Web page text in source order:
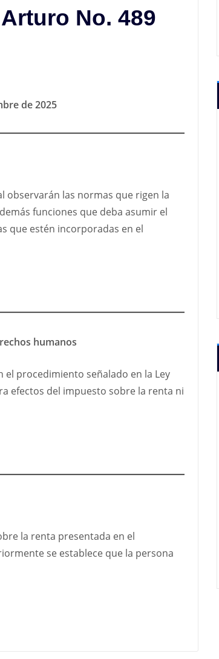
No. 489
de 2025
observarán las normas que rigen la
funciones que deba asumir el
que estén incorporadas en el
humanos
el procedimiento señalado en la Ley
efectos del impuesto sobre la renta ni
la renta presentada en el
se establece que la persona